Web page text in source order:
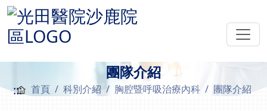
團隊介紹
::: 首頁 科別介紹 胸腔暨呼吸治療內科 團隊介紹